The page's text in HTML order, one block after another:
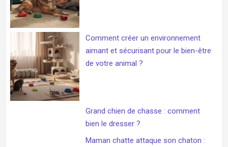
Comment créer un environnement
aimant et sécurisant pour le bien-être
de votre animal ?
Grand chien de chasse : comment
bien le dresser ?
Maman chatte attaque son chaton :